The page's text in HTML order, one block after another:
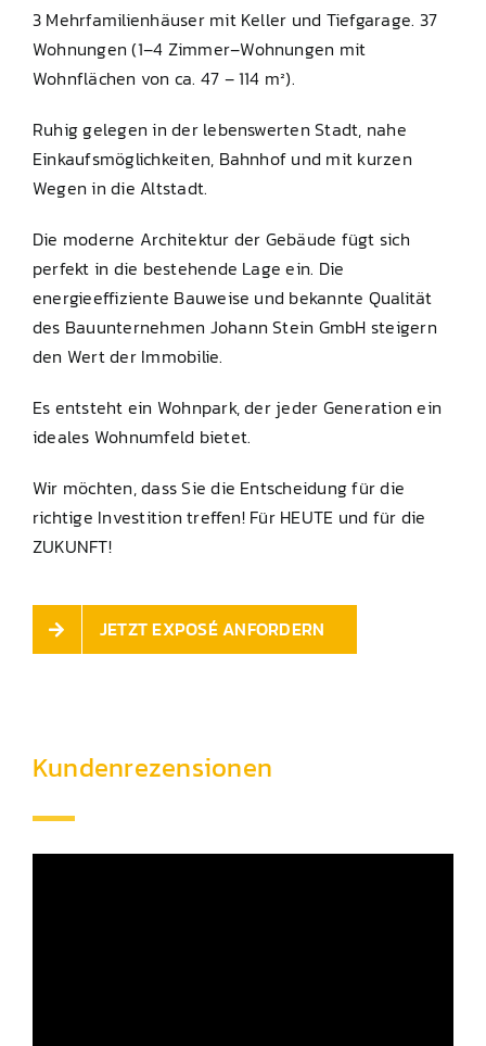
3 Mehrfamilienhäuser mit Keller und Tiefgarage. 37
Wohnungen (1–4 Zimmer–Wohnungen mit
Wohnflächen von ca. 47 – 114 m²).
Ruhig gelegen in der lebenswerten Stadt, nahe
Einkaufsmöglichkeiten, Bahnhof und mit kurzen
Wegen in die Altstadt.
Die moderne Architektur der Gebäude fügt sich
perfekt in die bestehende Lage ein. Die
energieeffiziente Bauweise und bekannte Qualität
des Bauunternehmen Johann Stein GmbH steigern
den Wert der Immobilie.
Es entsteht ein Wohnpark, der jeder Generation ein
ideales Wohnumfeld bietet.
Wir möchten, dass Sie die Entscheidung für die
richtige Investition treffen! Für HEUTE und für die
ZUKUNFT!
JETZT EXPOSÉ ANFORDERN
Kundenrezensionen